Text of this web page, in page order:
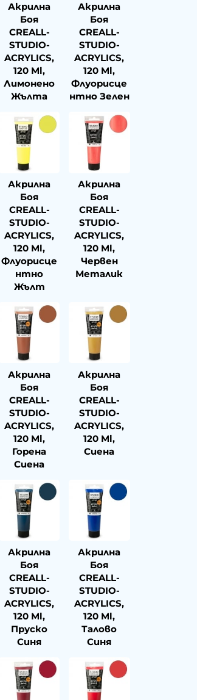
Акрилна
Боя
CREALL-
STUDIO-
ACRYLICS,
120 Ml,
Лимонено
Жълта
Акрилна
Боя
CREALL-
STUDIO-
ACRYLICS,
120 Ml,
Флуорисце
Нтно Зелен
Акрилна
Боя
CREALL-
STUDIO-
ACRYLICS,
120 Ml,
Флуорисце
Нтно
Жълт
Акрилна
Боя
CREALL-
STUDIO-
ACRYLICS,
120 Ml,
Червен
Металик
Акрилна
Боя
CREALL-
STUDIO-
ACRYLICS,
120 Ml,
Горена
Сиена
Акрилна
Боя
CREALL-
STUDIO-
ACRYLICS,
120 Ml,
Сиена
Акрилна
Боя
CREALL-
STUDIO-
ACRYLICS,
120 Ml,
Пруско
Синя
Акрилна
Боя
CREALL-
STUDIO-
ACRYLICS,
120 Ml,
Талово
Синя